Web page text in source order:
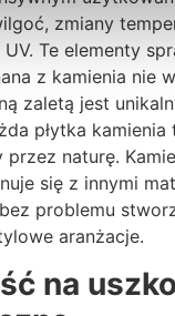
zmiany
Te elementy
z kamienia nie
zaletą jest
płytka
naturę.
się z innymi
problemu
aranżacje.
na